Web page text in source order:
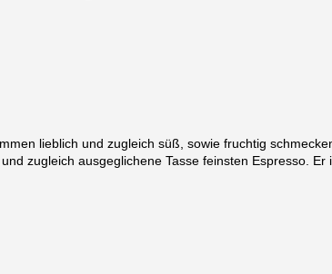
lieblich und zugleich süß, sowie fruchtig
zugleich ausgeglichene Tasse feinsten Espresso. Er